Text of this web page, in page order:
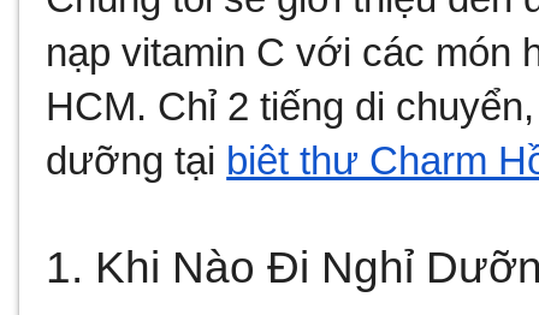
nạp vitamin C với các món
HCM. Chỉ 2 tiếng di
dưỡng tại biệt thự Charm
1. Khi Nào Đi Nghỉ